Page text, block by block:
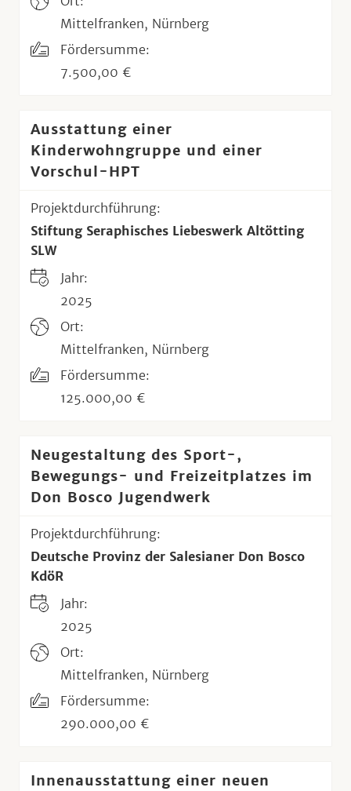
Mittelfranken, Nürnberg
Fördersumme:
7.500,00 €
Ausstattung einer
Kinderwohngruppe und einer
Vorschul-HPT
Projektdurchführung:
Stiftung Seraphisches Liebeswerk Altötting
SLW
Jahr:
2025
Ort:
Mittelfranken, Nürnberg
Fördersumme:
125.000,00 €
Neugestaltung des Sport-,
Bewegungs- und Freizeitplatzes im
Don Bosco Jugendwerk
Projektdurchführung:
Deutsche Provinz der Salesianer Don Bosco
KdöR
Jahr:
2025
Ort:
Mittelfranken, Nürnberg
Fördersumme:
290.000,00 €
Innenausstattung einer neuen